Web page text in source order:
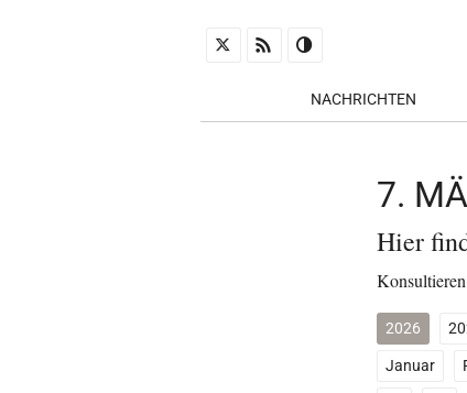
NACHRICHTEN
7.
Hier
2026
Januar